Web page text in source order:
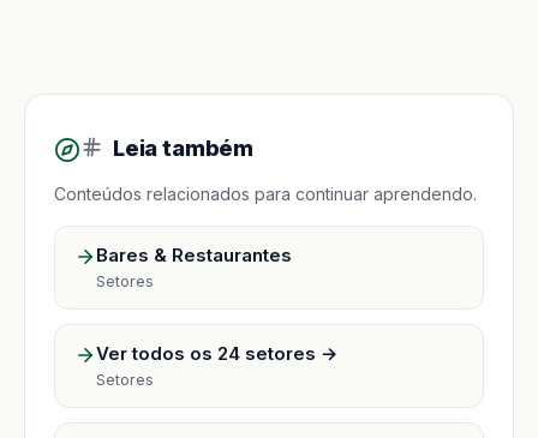
Leia também
Conteúdos relacionados para continuar aprendendo.
Bares & Restaurantes
Setores
Ver todos os 24 setores →
Setores